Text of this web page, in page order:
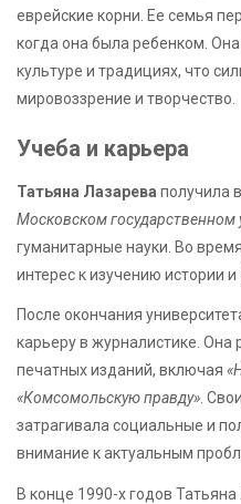
еврейские корни. Ее семья
когда она была ребенком.
культуре и традициях, что
мировоззрение и творчество.
Учеба и карьера
Татьяна Лазарева получила
Московском государственном
гуманитарные науки. Во
интерес к изучению истории
После окончания
карьеру в журналистике. Она
печатных изданий, включая
«Комсомольскую правду».
затрагивала социальные и
внимание к актуальным
В конце 1990-х годов